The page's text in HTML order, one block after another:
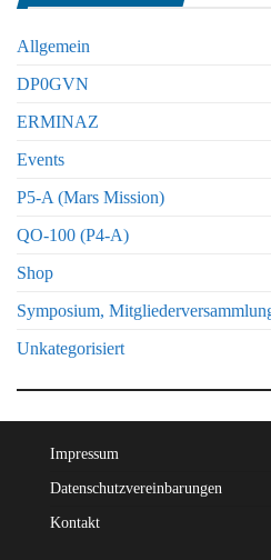
Allgemein
DP0GVN
ERMINAZ
Events
P5-A (Mars Mission)
QO-100 (P4-A)
Shop
Symposium,
Unkategorisiert
Impressum
Datenschutzvereinbarungen
Kontakt